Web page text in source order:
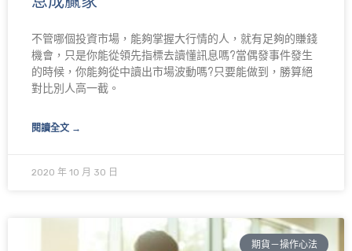
不管哪個投資市場，能夠掌握大行情的人，就有足夠的賺錢
機會，只是你能從領先指標去讀懂訊息嗎?當偶發事件發生
的時候，你能夠從中讀出市場波動嗎?只要能做到，勝算絕
對比別人高一截。
閱讀全文 →
2020 年 10 月 30 日
期貨－操作心法